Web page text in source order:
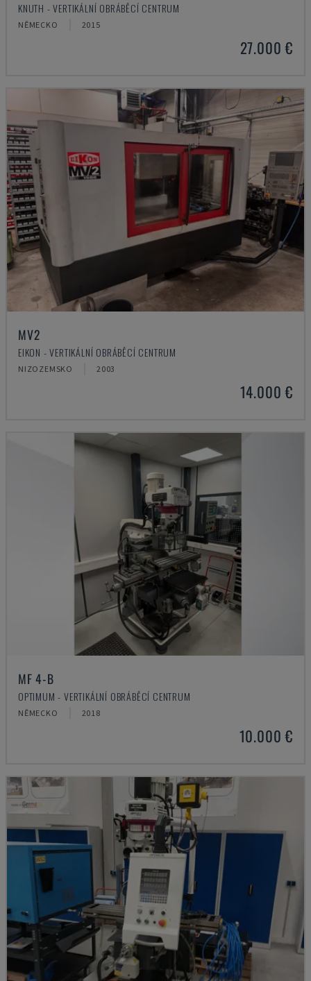
KNUTH - VERTIKÁLNÍ OBRÁBĚCÍ CENTRUM
NĚMECKO 2015
27.000 €
MV2
EIKON - VERTIKÁLNÍ OBRÁBĚCÍ CENTRUM
NIZOZEMSKO 2003
14.000 €
MF 4-B
OPTIMUM - VERTIKÁLNÍ OBRÁBĚCÍ CENTRUM
NĚMECKO 2018
10.000 €